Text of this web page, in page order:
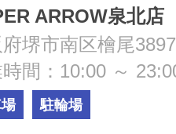
ARROW泉北店
堺市南区檜尾
間：10:00 ～
駐輪場